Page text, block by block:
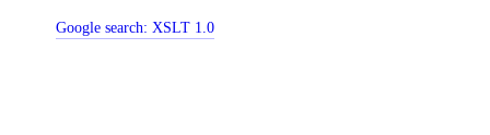
Google search:XSLT 1.0